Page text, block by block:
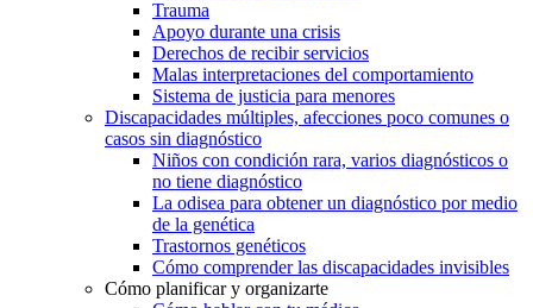
Trauma
Apoyo durante una crisis
Derechos de recibir servicios
Malas interpretaciones del comportamiento
Sistema de justicia para menores
Discapacidades múltiples, afecciones poco comunes o
casos sin diagnóstico
Niños con condición rara, varios diagnósticos o
no tiene diagnóstico
La odisea para obtener un diagnóstico por medio
de la genética
Trastornos genéticos
Cómo comprender las discapacidades invisibles
Cómo planificar y organizarte